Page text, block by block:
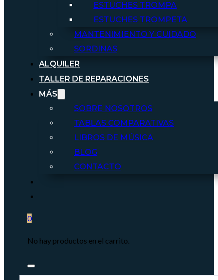
ESTUCHES TROMPA
ESTUCHES TROMPETA
MANTENIMIENTO Y CUIDADO
SORDINAS
ALQUILER
TALLER DE REPARACIONES
MÁS
SOBRE NOSOTROS
TABLAS COMPARATIVAS
LIBROS DE MÚSICA
BLOG
CONTACTO
0
No hay productos en el carrito.